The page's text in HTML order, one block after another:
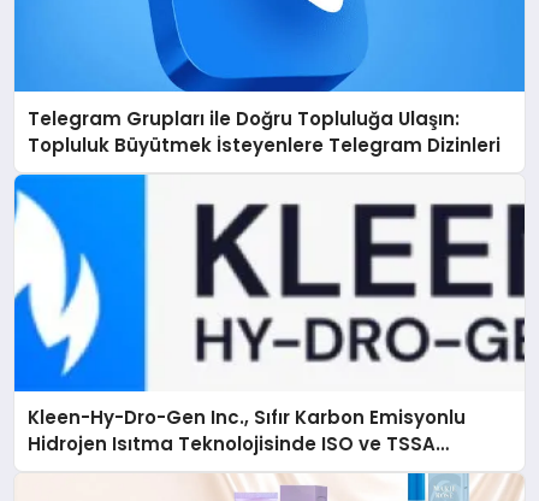
Telegram Grupları ile Doğru Topluluğa Ulaşın:
Topluluk Büyütmek İsteyenlere Telegram Dizinleri
Kleen-Hy-Dro-Gen Inc., Sıfır Karbon Emisyonlu
Hidrojen Isıtma Teknolojisinde ISO ve TSSA
Düzenleyici Onaylarını Aldı